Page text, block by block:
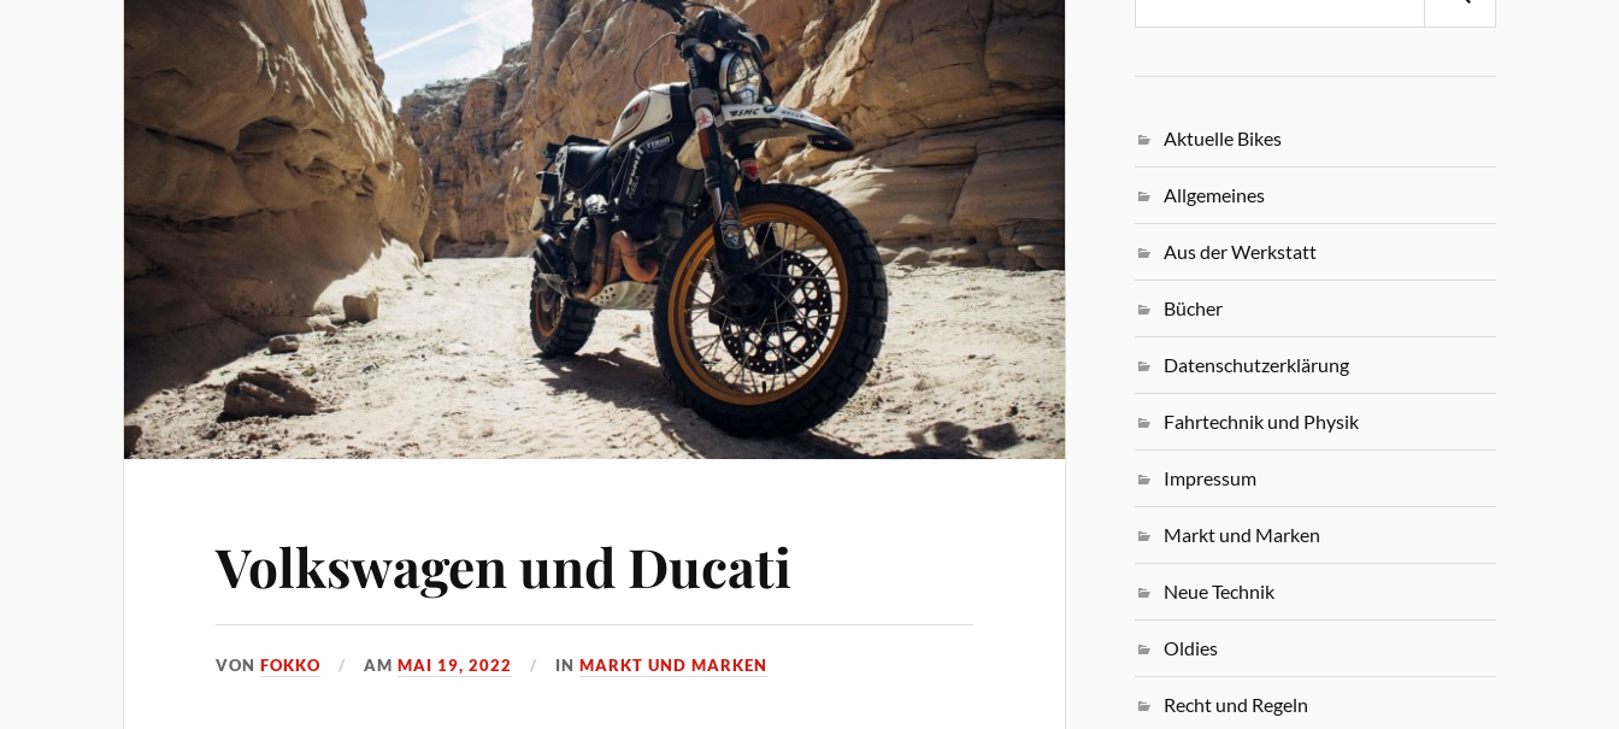
Volkswagen und Ducati
VONFOKKO AMMAI 19, 2022 INMARKT UND MARKEN
Aktuelle Bikes
Allgemeines
Aus der Werkstatt
Bücher
Datenschutzerklärung
Fahrtechnik und Physik
Impressum
Markt und Marken
Neue Technik
Oldies
Recht und Regeln